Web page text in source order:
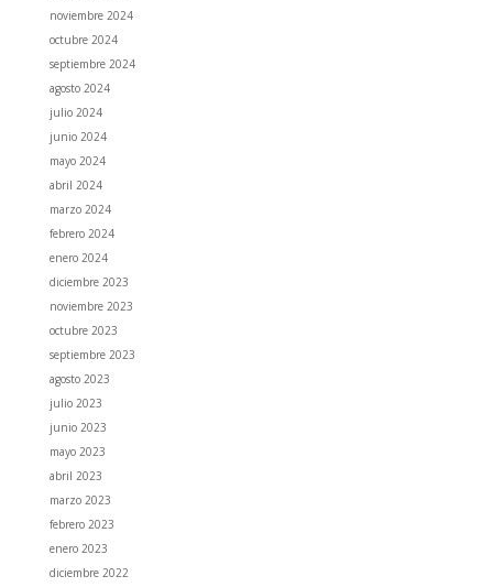
noviembre 2024
octubre 2024
septiembre 2024
agosto 2024
julio 2024
junio 2024
mayo 2024
abril 2024
marzo 2024
febrero 2024
enero 2024
diciembre 2023
noviembre 2023
octubre 2023
septiembre 2023
agosto 2023
julio 2023
junio 2023
mayo 2023
abril 2023
marzo 2023
febrero 2023
enero 2023
diciembre 2022